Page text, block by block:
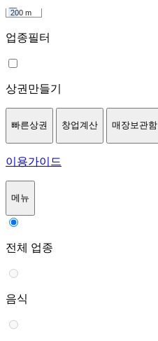
200 m
업종필터
상권만들기
빠른상권 창업계산 매장보관함
이용가이드
메뉴
전체 업종
음식